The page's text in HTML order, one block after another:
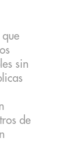
sin
de